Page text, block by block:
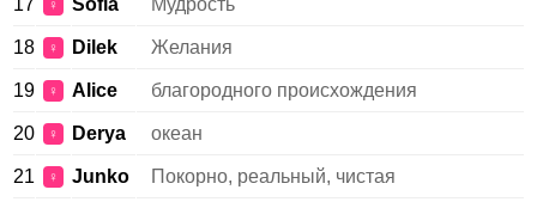
17 ♀ Sofia Мудрость
18 ♀ Dilek Желания
19 ♀ Alice благородного происхождения
20 ♀ Derya океан
21 ♀ Junko Покорно, реальный, чистая